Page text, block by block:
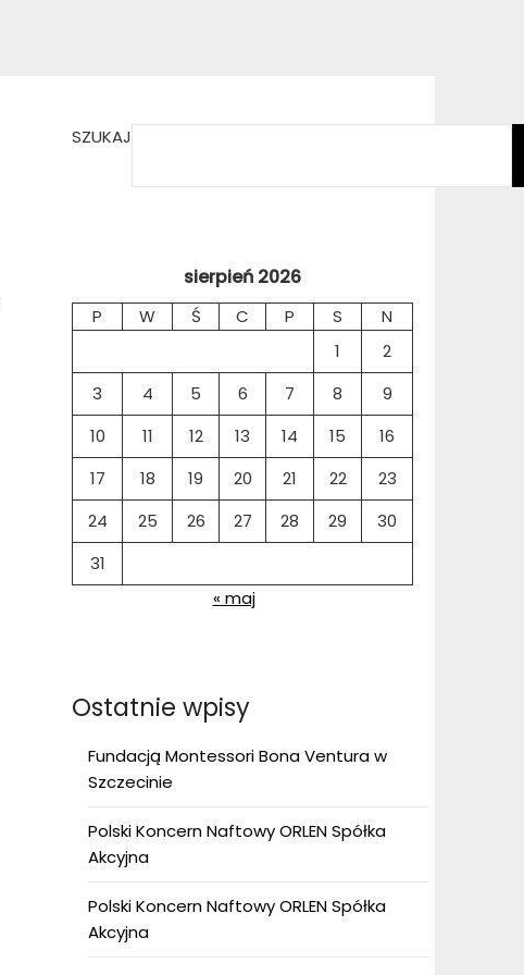
SZUKAJ
sierpień 2026
P W Ś C P S
N
1
2
3
4 5 6 7 8
9
10
11 12 13 14 15
16
17
18 19 20 21 22
23
24
25 26 27 28 29
30
31
« maj
Ostatnie wpisy
Fundacją Montessori Bona Ventura w
Szczecinie
Polski Koncern Naftowy ORLEN Spółka
Akcyjna
Polski Koncern Naftowy ORLEN Spółka
Akcyjna